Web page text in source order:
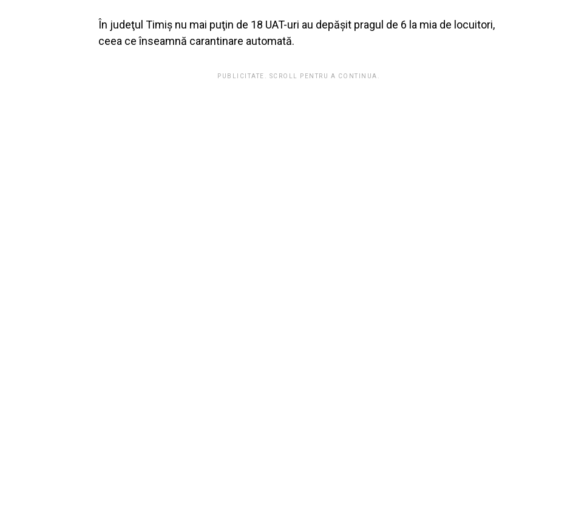
În judeţul Timiş nu mai puţin de 18 UAT-uri au depăşit pragul de 6 la mia de locuitori,
ceea ce înseamnă carantinare automată.
PUBLICITATE. SCROLL PENTRU A CONTINUA.